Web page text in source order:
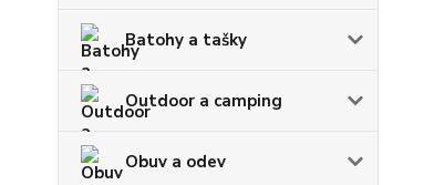
Batohy a tašky
Outdoor a camping
Obuv a odev